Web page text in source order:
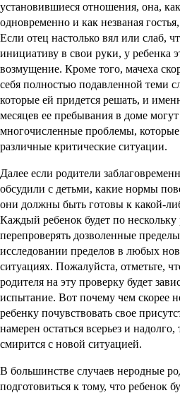
установившиеся отношения, она,
одновременно и как незваная
Если отец настолько вял или слаб,
инициативу в свои руки, у ребенка
возмущение. Кроме того, мачеха
себя полностью подавленной теми
которые ей придется решать, и
месяцев ее пребывания в доме
многочисленные проблемы,
различные критические ситуации.
Далее если родители
обсудили с детьми, какие нормы
они должны быть готовы к какой-
Каждый ребенок будет по нескольку
перепроверять дозволенные
исследовании пределов в любых
ситуациях. Пожалуйста, отметьте,
родителя на эту проверку будет
испытание. Вот почему чем скорее
ребенку почувствовать свое
намерен остаться всерьез и надолго,
смирится с новой ситуацией.
В большинстве случаев неродные
подготовиться к тому, что ребенок